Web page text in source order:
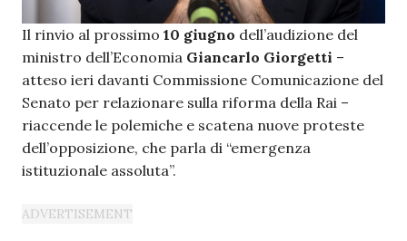
Il rinvio al prossimo 10 giugno dell’audizione del
ministro dell’Economia Giancarlo Giorgetti –
atteso ieri davanti Commissione Comunicazione del
Senato per relazionare sulla riforma della Rai –
riaccende le polemiche e scatena nuove proteste
dell’opposizione, che parla di “emergenza
istituzionale assoluta”.